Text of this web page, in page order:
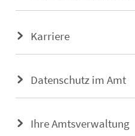
Karriere
Datenschutz im Amt
Ihre Amtsverwaltung